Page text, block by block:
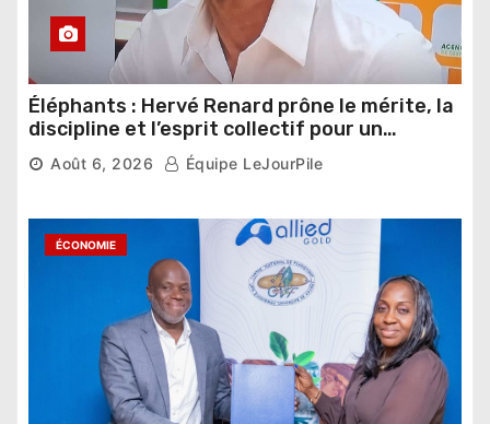
Éléphants : Hervé Renard prône le mérite, la
discipline et l’esprit collectif pour un
nouveau départ
Août 6, 2026 Équipe LeJourPile
ÉCONOMIE